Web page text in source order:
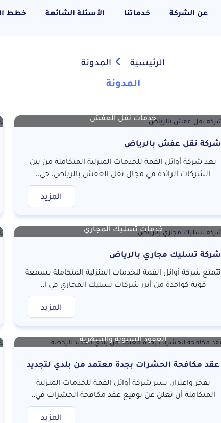
عن الشركة خدماتنا الأسئلة الشائعة خطط
الرئيسية المدونة
المدونة
خدمات نقل العفش
شركة نقل عفش بالرياض
تعد شركة أوائل القمة للخدمات المنزلية المتكاملة من بين
الشركات الرائدة في مجال نقل العفش بالرياض، حي..
المزيد
خدمات تسليك المجاري
شركة تسليك مجاري بالرياض
تتمتع شركة أوائل القمة للخدمات المنزلية المتكاملة بسمعة
قوية كواحدة من أبرز شركات تسليك المجاري في ا..
المزيد
العقود السنوية والشهرية
عقد مكافحة الحشرات بجدة معتمد من بلدي لتجديد
الرخصة
بفخر واعتزاز، يسر شركة أوائل القمة للخدمات المنزلية
المتكاملة أن تعلن عن توقيع عقد مكافحة الحشرات في..
المزيد